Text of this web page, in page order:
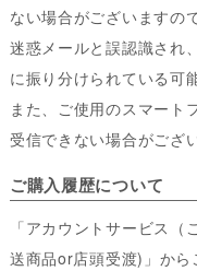
ない場合がございますの
迷惑メールと誤認識され
に振り分けられている可
また、ご使用のスマート
受信できない場合がござ
ご購入履歴について
「アカウントサービス
送商品or店頭受渡)」から